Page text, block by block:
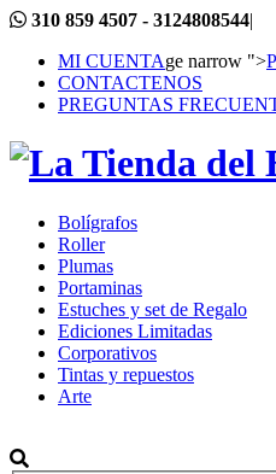
310 859 4507 - 3124808544|
MI CUENTAge narrow ">
CONTACTENOS
PREGUNTAS
Bolígrafos
Roller
Plumas
Portaminas
Estuches y set de Regalo
Ediciones Limitadas
Corporativos
Tintas y repuestos
Arte